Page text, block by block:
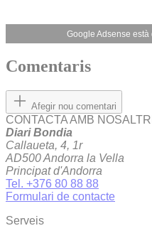
Google Adsense està
Comentaris
Afegir nou comentari
CONTACTA AMB
Diari Bondia
Callaueta, 4, 1r
AD500 Andorra la Vella
Principat d'Andorra
Tel. +376 80 88 88
Formulari de contacte
Serveis